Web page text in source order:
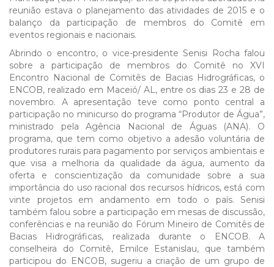
reunião estava o planejamento das atividades de 2015 e o
balanço da participação de membros do Comitê em
eventos regionais e nacionais.
Abrindo o encontro, o vice-presidente Senisi Rocha falou
sobre a participação de membros do Comitê no XVI
Encontro Nacional de Comitês de Bacias Hidrográficas, o
ENCOB, realizado em Maceió/ AL, entre os dias 23 e 28 de
novembro. A apresentação teve como ponto central a
participação no minicurso do programa “Produtor de Água”,
ministrado pela Agência Nacional de Águas (ANA). O
programa, que tem como objetivo a adesão voluntária de
produtores rurais para pagamento por serviços ambientais e
que visa a melhoria da qualidade da água, aumento da
oferta e conscientização da comunidade sobre a sua
importância do uso racional dos recursos hídricos, está com
vinte projetos em andamento em todo o país. Senisi
também falou sobre a participação em mesas de discussão,
conferências e na reunião do Fórum Mineiro de Comitês de
Bacias Hidrográficas, realizada durante o ENCOB. A
conselheira do Comitê, Emilce Estanislau, que também
participou do ENCOB, sugeriu a criação de um grupo de